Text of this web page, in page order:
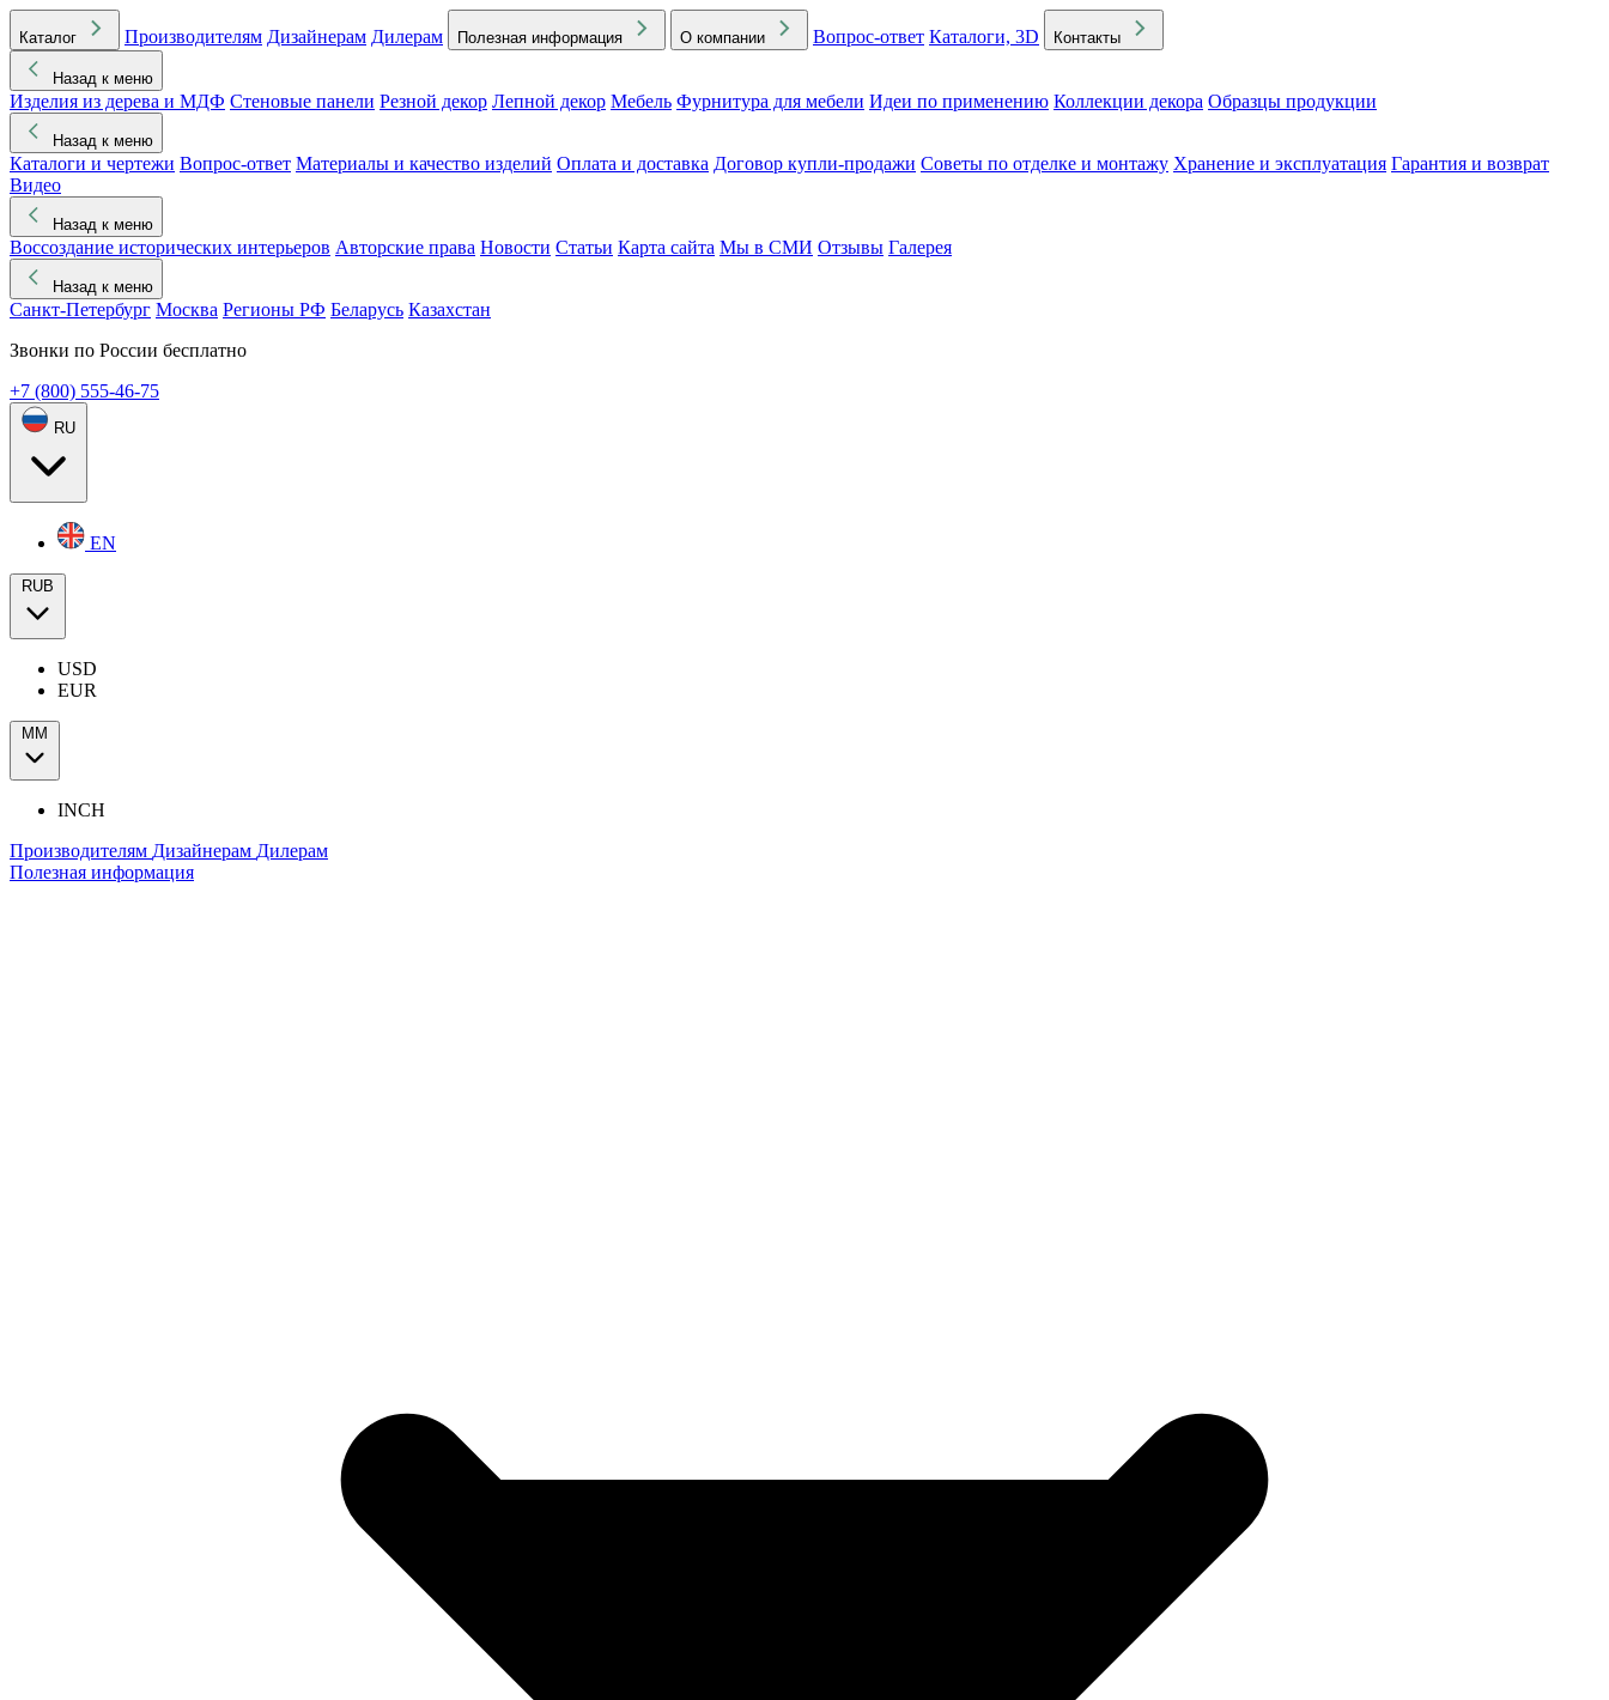
Каталог Производителям Дизайнерам Дилерам Полезная информация О компании Вопрос-ответ Каталоги, 3D Контакты
Назад к меню
Изделия из дерева и МДФ Стеновые панели Резной декор Лепной декор Мебель Фурнитура для мебели Идеи по применению Коллекции декора Образцы продукции
Назад к меню
Каталоги и чертежи Вопрос-ответ Материалы и качество изделий Оплата и доставка Договор купли-продажи Советы по отделке и монтажу Хранение и эксплуатация Гарантия и возврат
Видео
Назад к меню
Воссоздание исторических интерьеров Авторские права Новости Статьи Карта сайта Мы в СМИ Отзывы Галерея
Назад к меню
Санкт-Петербург Москва Регионы РФ Беларусь Казахстан
Звонки по России бесплатно
+7 (800) 555-46-75
RU
EN
RUB
USD
EUR
ММ
INCH
Производителям Дизайнерам Дилерам
Полезная информация